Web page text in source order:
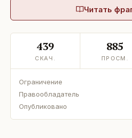
Читать
439
СКАЧ.
885
ПРОСМ.
Ограничение
Правообладатель
Опубликовано